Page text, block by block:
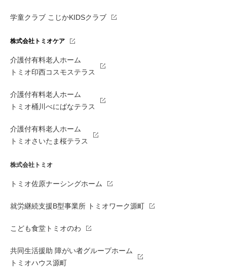
学童クラブ こじかKIDSクラブ
株式会社トミオケア
介護付有料老人ホーム
トミオ印西コスモステラス
介護付有料老人ホーム
トミオ桶川べにばなテラス
介護付有料老人ホーム
トミオさいたま桜テラス
株式会社トミオ
トミオ佐原ナーシングホーム
就労継続支援B型事業所 トミオワーク源町
こども食堂トミオのわ
共同生活援助 障がい者グループホーム
トミオハウス源町